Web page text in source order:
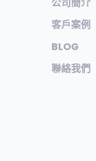
客戶案例
BLOG
聯絡我們